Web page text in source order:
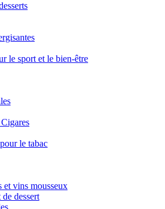
le sport et le bien-être
le tabac
et vins mousseux
dessert